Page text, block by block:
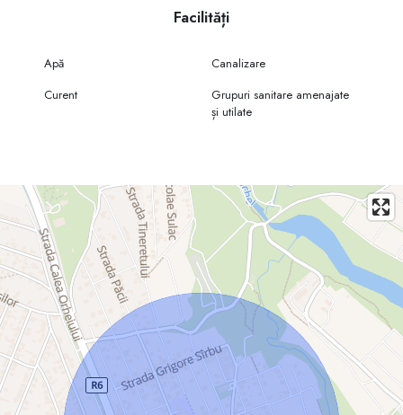
Facilități
Apă
Canalizare
Curent
Grupuri sanitare amenajate
și utilate